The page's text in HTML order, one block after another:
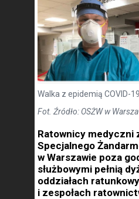
Walka z epidemią COVID-19
Fot. Źródło: OSŻW w
Ratownicy medyczni
Specjalnego
w Warszawie poza
służbowymi pełnią
oddziałach
i zespołach